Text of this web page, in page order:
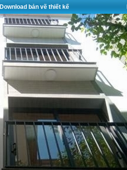
Download bản vẽ thiết kế